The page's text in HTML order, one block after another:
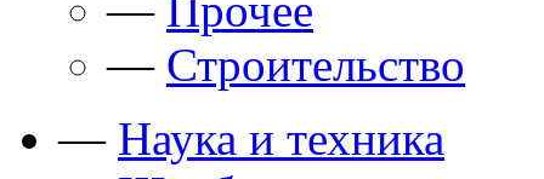
— Строительство
— Наука и техника